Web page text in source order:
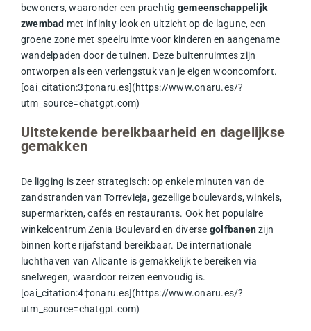
bewoners, waaronder een prachtig gemeenschappelijk
zwembad met infinity-look en uitzicht op de lagune, een
groene zone met speelruimte voor kinderen en aangename
wandelpaden door de tuinen. Deze buitenruimtes zijn
ontworpen als een verlengstuk van je eigen wooncomfort.
[oai_citation:3‡onaru.es](https://www.onaru.es/?
utm_source=chatgpt.com)
Uitstekende bereikbaarheid en dagelijkse
gemakken
De ligging is zeer strategisch: op enkele minuten van de
zandstranden van Torrevieja, gezellige boulevards, winkels,
supermarkten, cafés en restaurants. Ook het populaire
winkelcentrum Zenia Boulevard en diverse golfbanenzijn
binnen korte rijafstand bereikbaar. De internationale
luchthaven van Alicante is gemakkelijk te bereiken via
snelwegen, waardoor reizen eenvoudig is.
[oai_citation:4‡onaru.es](https://www.onaru.es/?
utm_source=chatgpt.com)